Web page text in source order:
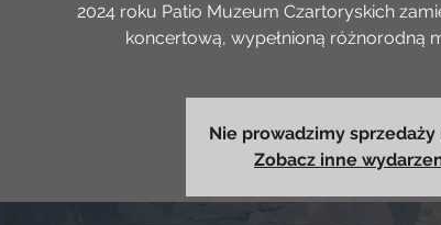
2024 roku Patio Muzeum Czartoryskich
koncertową, wypełnioną różnorodną
Nie prowadzimy
Zobacz inne